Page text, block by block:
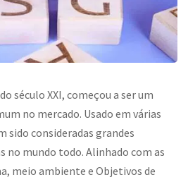
século XXI, começou a ser um
no mercado. Usado em várias
sido consideradas grandes
no mundo todo. Alinhado com as
meio ambiente e Objetivos de